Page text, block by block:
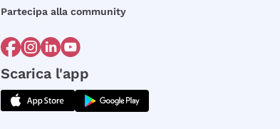
Partecipa alla community
Scarica l'app